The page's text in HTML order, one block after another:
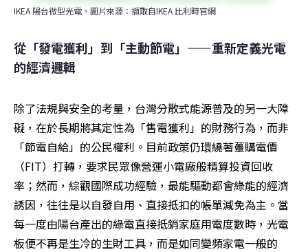
IKEA 陽台微型光電。圖片來源：擷取自IKEA 比利時官網
從「發電獲利」到「主動節電」——重新定義光電
的經濟邏輯
除了法規與安全的考量，台灣分散式能源普及的另一大障
礙，在於長期將其定性為「售電獲利」的財務行為，而非
「節電自給」的公民權利。目前政策仍環繞著躉購電價
（FIT）打轉，要求民眾像營運小電廠般精算投資回收
率；然而，綜觀國際成功經驗，最能驅動都會綠能的經濟
誘因，往往是以自發自用、直接抵扣的帳單減免為主。當
每一度由陽台產出的綠電直接抵銷家庭用電度數時，光電
板便不再是生冷的生財工具，而是如同變頻家電一般的